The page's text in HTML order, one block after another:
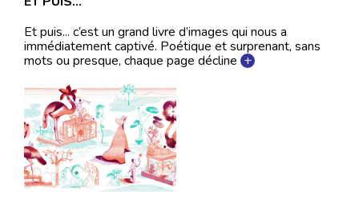
activité se concentre sur la mise en scène même s’il lui
arrive encore de jouer dans certaines productions. Ces
internationale (France, Belgique, Luxembourg,
Espagne, Canada, Brésil, Corée, République Tchèque…).
Son expérience de la mise en scène le conduit à être
régulièrement inviter par d'autres compagnies à
collaborer à leurs projets de création.
Et puis... c’est un grand livre d’images qui nous a
immédiatement captivé. Poétique et surprenant, sans
mots ou presque, chaque page décline +